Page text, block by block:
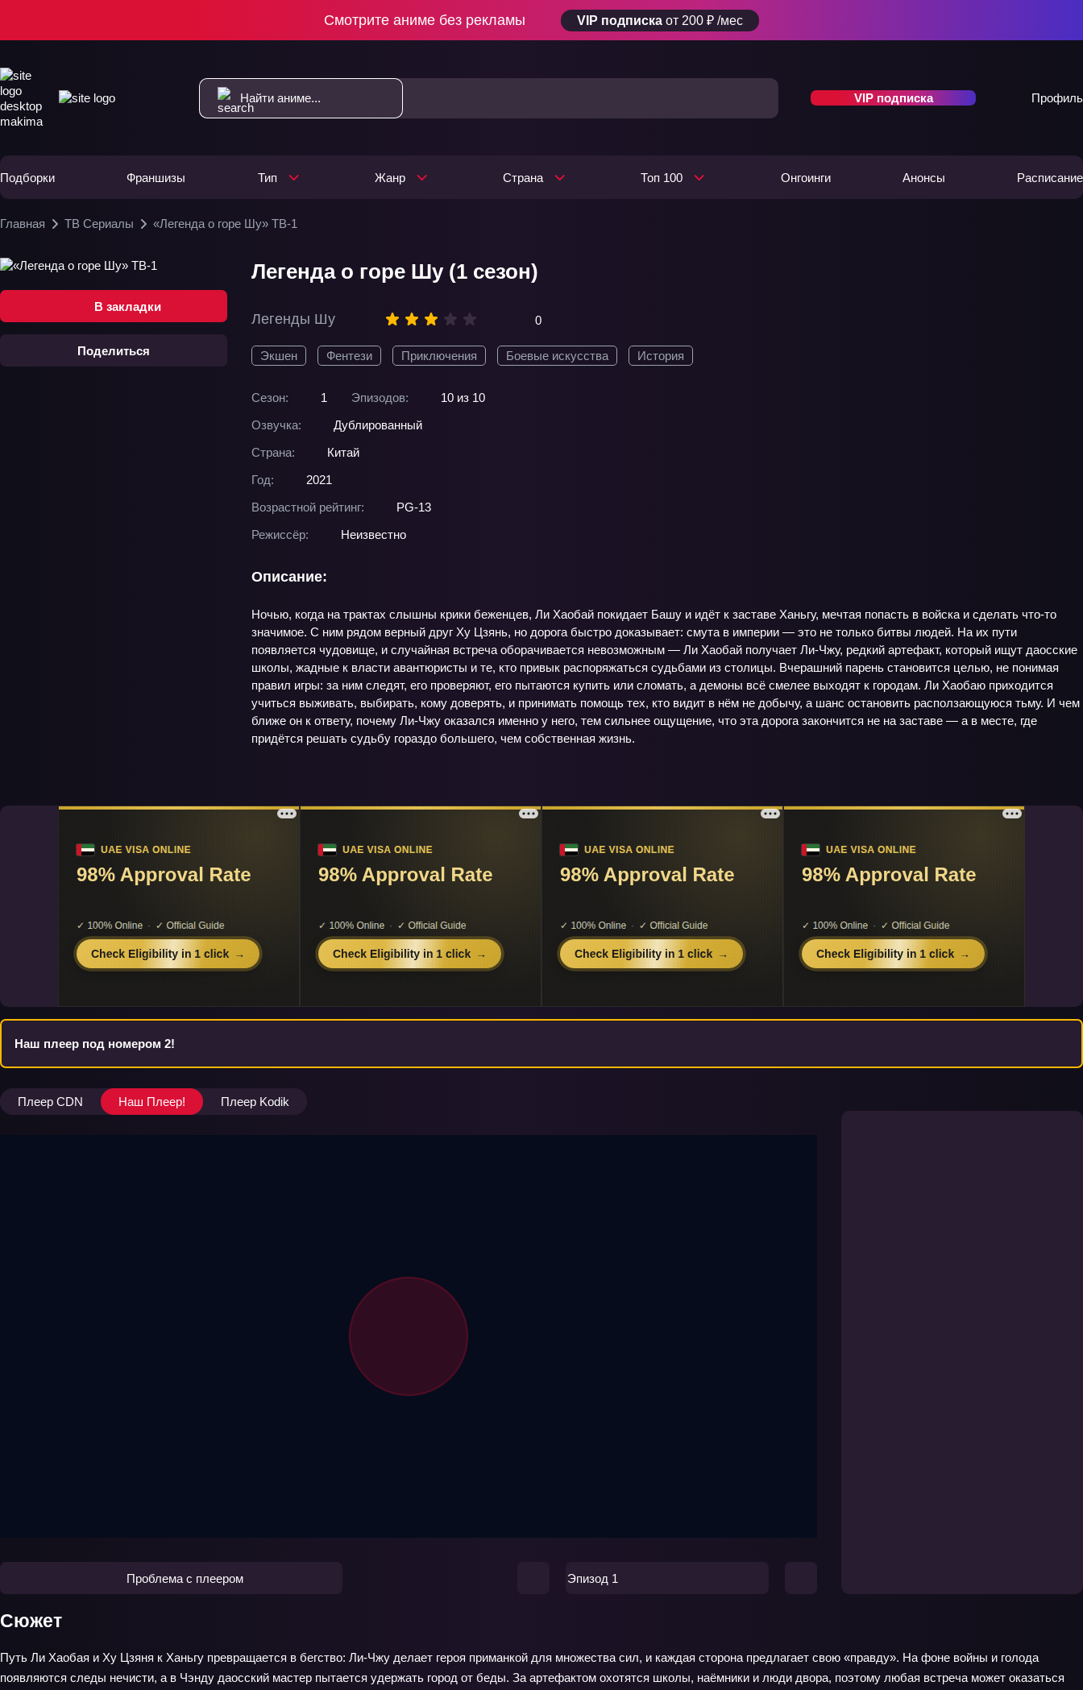
Смотрите аниме без рекламы VIP подписка от 200 ₽ /мес
VIP подписка Профиль
Подборки Франшизы Тип Жанр Страна Топ 100 Онгоинги Анонсы Расписание
Главная ТВ Сериалы «Легенда о горе Шу» ТВ-1
В закладки
Поделиться
Легенда о горе Шу (1 сезон)
Легенды Шу 0
Экшен Фентези Приключения Боевые искусства История
Сезон: 1 Эпизодов:
10 из 10
Озвучка:
Дублированный
Страна:
Китай
Год:
2021
Возрастной рейтинг:
PG-13
Режиссёр:
Неизвестно
Описание:
Ночью, когда на трактах слышны крики беженцев, Ли Хаобай покидает Башу и идёт к заставе Ханьгу, мечтая попасть в войска и сделать что‑то
значимое. С ним рядом верный друг Ху Цзянь, но дорога быстро доказывает: смута в империи — это не только битвы людей. На их пути
появляется чудовище, и случайная встреча оборачивается невозможным — Ли Хаобай получает Ли‑Чжу, редкий артефакт, который ищут даосские
школы, жадные к власти авантюристы и те, кто привык распоряжаться судьбами из столицы. Вчерашний парень становится целью, не понимая
правил игры: за ним следят, его проверяют, его пытаются купить или сломать, а демоны всё смелее выходят к городам. Ли Хаобаю приходится
учиться выживать, выбирать, кому доверять, и принимать помощь тех, кто видит в нём не добычу, а шанс остановить расползающуюся тьму. И чем
ближе он к ответу, почему Ли‑Чжу оказался именно у него, тем сильнее ощущение, что эта дорога закончится не на заставе — а в месте, где
придётся решать судьбу гораздо большего, чем собственная жизнь.
Наш плеер под номером 2!
Плеер CDN Наш Плеер! Плеер Kodik
Проблема с плеером Эпизод 1
Сюжет
Путь Ли Хаобая и Ху Цзяня к Ханьгу превращается в бегство: Ли‑Чжу делает героя приманкой для множества сил, и каждая сторона предлагает свою «правду». На фоне войны и голода
появляются следы нечисти, а в Чэнду даосский мастер пытается удержать город от беды. За артефактом охотятся школы, наёмники и люди двора, поэтому любая встреча может оказаться